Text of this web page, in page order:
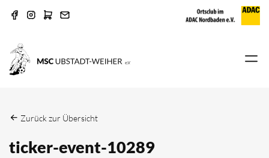
Zurück zur Übersicht
ticker-event-10289